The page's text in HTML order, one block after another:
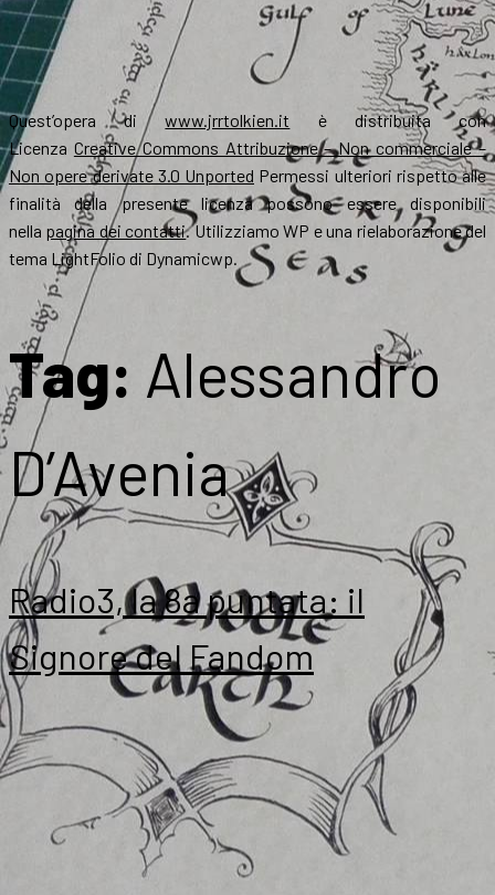
Quest’opera diwww.jrrtolkien.it è distribuita con
Licenza Creative Commons Attribuzione – Non commerciale –
Non opere derivate 3.0 Unported Permessi ulteriori rispetto alle
finalità della presente licenza possono essere disponibili
nella pagina dei contatti. Utilizziamo WP e una rielaborazione del
tema LightFolio di Dynamicwp.
Tag: Alessandro
D’Avenia
Radio3, la 8a puntata: il
Signore del Fandom